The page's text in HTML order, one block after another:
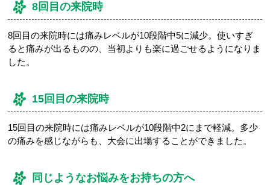
8回目の来院時
8回目の来院時には痛みレベルが10段階中5に減少。使いすぎ
ると痛みが出るものの、当初よりも楽に過ごせるようになりま
した。
15回目の来院時
15回目の来院時には痛みレベルが10段階中2にまで軽減。多少
の痛みを感じながらも、大会に出場することができました。
同じようなお悩みをお持ちの方へ